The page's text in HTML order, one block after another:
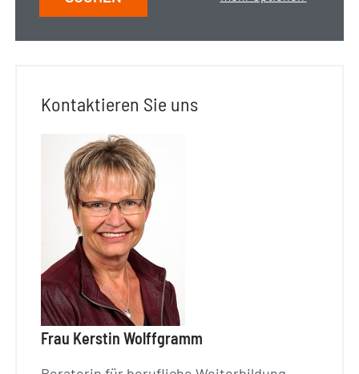
Kontaktieren Sie uns
Frau Kerstin Wolffgramm